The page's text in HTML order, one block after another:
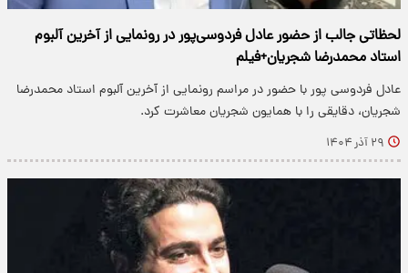
لحظاتی جالب از حضور عادل فردوسی‌پور در رونمایی از آخرین آلبوم
استاد محمدرضا شجریان+فیلم
عادل فردوسی پور با حضور در مراسم رونمایی از آخرین آلبوم استاد محمدرضا
شجریان، دقایقی را با همایون شجریان معاشرت کرد.
۲۹ آذر ۱۴۰۴